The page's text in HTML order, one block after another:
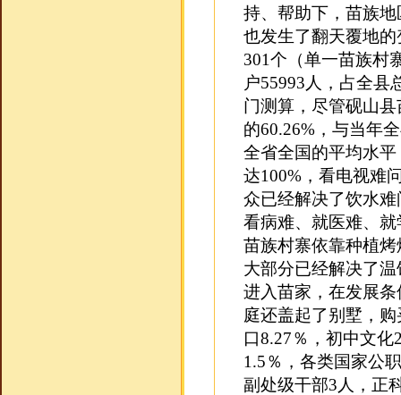
持、帮助下，苗族
也发生了翻天覆地
301个（单一苗族村
户55993人，占全县
门测算，尽管砚山
的60.26%，与当年
全省全国的平均水
达100%，看电视难
众已经解决了饮水
看病难、就医难、
苗族村寨依靠种植
大部分已经解决了
进入苗家，在发展
庭还盖起了别墅，
口8.27％，初中文
1.5％，各类国家公
副处级干部3人，正